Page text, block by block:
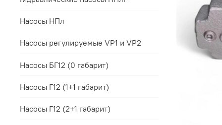
Насосы НПл
Насосы регулируемые VP1 и VP2
Насосы БГ12 (0 габарит)
Насосы Г12 (1+1 габарит)
Насосы Г12 (2+1 габарит)